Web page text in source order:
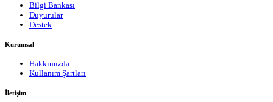
Bilgi Bankası
Duyurular
Destek
Kurumsal
Hakkımızda
Kullanım Şartları
İletişim